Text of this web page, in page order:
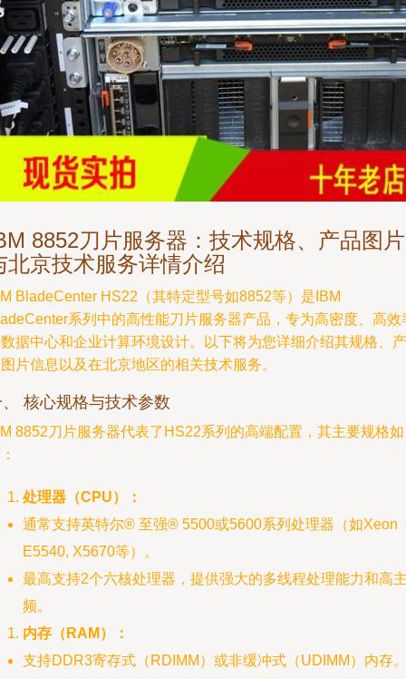
8852刀片服务器：技术规格、产品图片
北京技术服务详情介绍
BladeCenter HS22（其特定型号如8852等）是IBM
系列中的高性能刀片服务器产品，专为高密度、高效
据中心和企业计算环境设计。以下将为您详细介绍其规格、产
片信息以及在北京地区的相关技术服务。
核心规格与技术参数
8852刀片服务器代表了HS22系列的高端配置，其主要规格如
处理器（CPU）：
通常支持英特尔® 至强® 5500或5600系列处理器（如Xeon
E5540, X5670等）。
最高支持2个六核处理器，提供强大的多线程处理能力和高
频。
内存（RAM）：
支持DDR3寄存式（RDIMM）或非缓冲式（UDIMM）内存